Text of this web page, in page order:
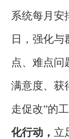
系统每月安
日，强化
点、难点问
满意度、获
走促改”的
化行动， 立